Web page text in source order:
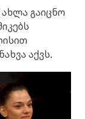
ახლა გაიცნო
აქვს.